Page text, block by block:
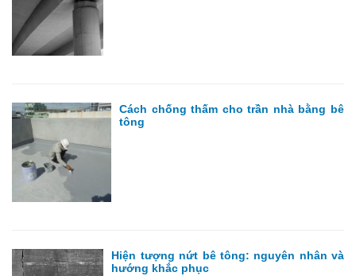
Cách chống thấm cho trần nhà bằng bê
tông
Hiện tượng nứt bê tông: nguyên nhân và
hướng khắc phục